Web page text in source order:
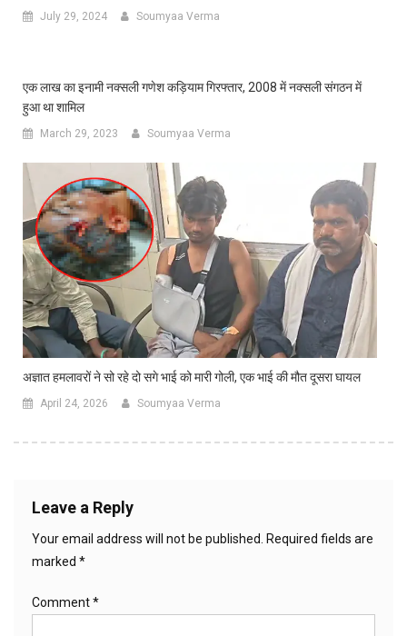
July 29, 2024 Soumyaa Verma
एक लाख का इनामी नक्सली गणेश कड़ियाम गिरफ्तार, 2008 में नक्सली संगठन में
हुआ था शामिल
March 29, 2023 Soumyaa Verma
अज्ञात हमलावरों ने सो रहे दो सगे भाई को मारी गोली, एक भाई की मौत दूसरा घायल
April 24, 2026 Soumyaa Verma
Leave a Reply
Your email address will not be published.
Required fields are
marked *
Comment*